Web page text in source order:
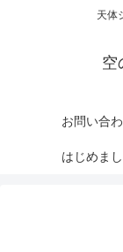
天体
空
お問い合
はじめま